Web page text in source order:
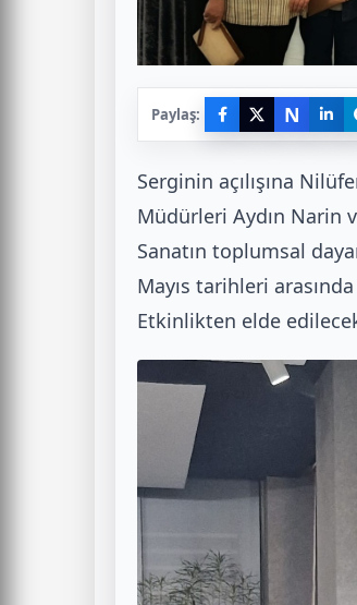
Paylaş: N
Serginin açılışına
Müdürleri Aydın Narin
Sanatın toplumsal
Mayıs tarihleri
Etkinlikten elde